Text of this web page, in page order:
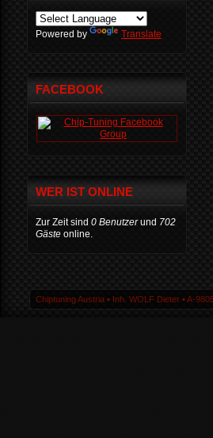
Powered by Translate
FACEBOOK
WER IST ONLINE
Zur Zeit sind 0 Benutzerund 702
Gäste online.
Chiptuning Austria ▪ Inh. WOLF Dieter ▪ A-